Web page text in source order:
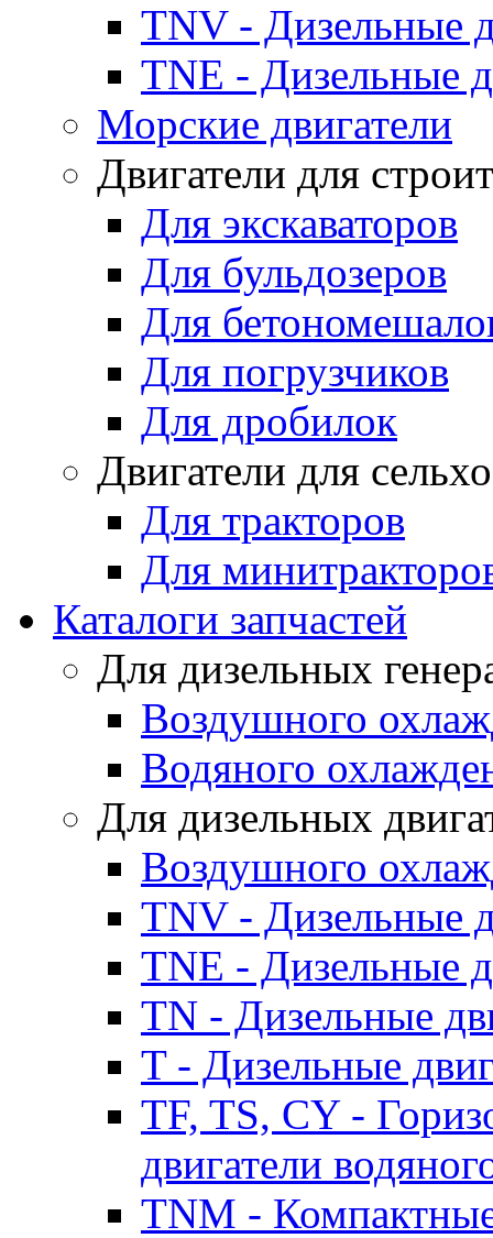
TNV - Дизельные
TNE - Дизельные
Морские двигатели
Двигатели для
Для экскаваторов
Для бульдозеров
Для
Для погрузчиков
Для дробилок
Двигатели для
Для тракторов
Для
Каталоги запчастей
Для дизельных
Воздушного
Водяного
Для дизельных
Воздушного
TNV - Дизельные
TNE - Дизельные
TN - Дизельные
T - Дизельные
TF, TS, CY -
двигатели
TNM -